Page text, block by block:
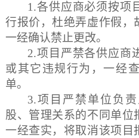
1.各供应商必须按项
行报价，杜绝弄虚作假，
一经确认禁止更改。
2.项目严禁各供应商
或其它违规行为，一经
单。
3.项目严禁单位负
股、管理关系的不同单位
一经查实，将取消该项目